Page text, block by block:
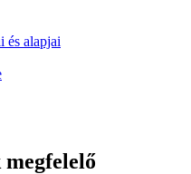
és alapjai